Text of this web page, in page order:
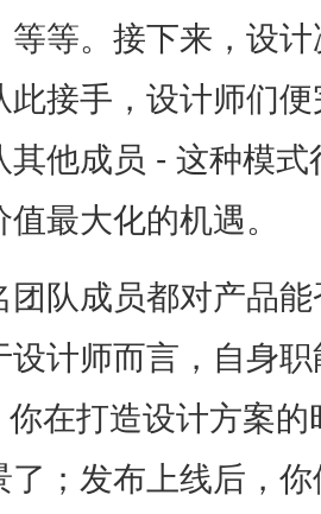
等等。接下来，设
此接手，设计师们
其他成员 - 这种模
值最大化的机遇。
团队成员都对产品
设计师而言，自身
你在打造设计方案
了；发布上线后，